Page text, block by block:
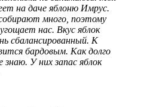
на даче яблоню Имрус.
много, поэтому
нас. Вкус яблок
сбалансированный. К
бардовым. Как долго
У них запас яблок